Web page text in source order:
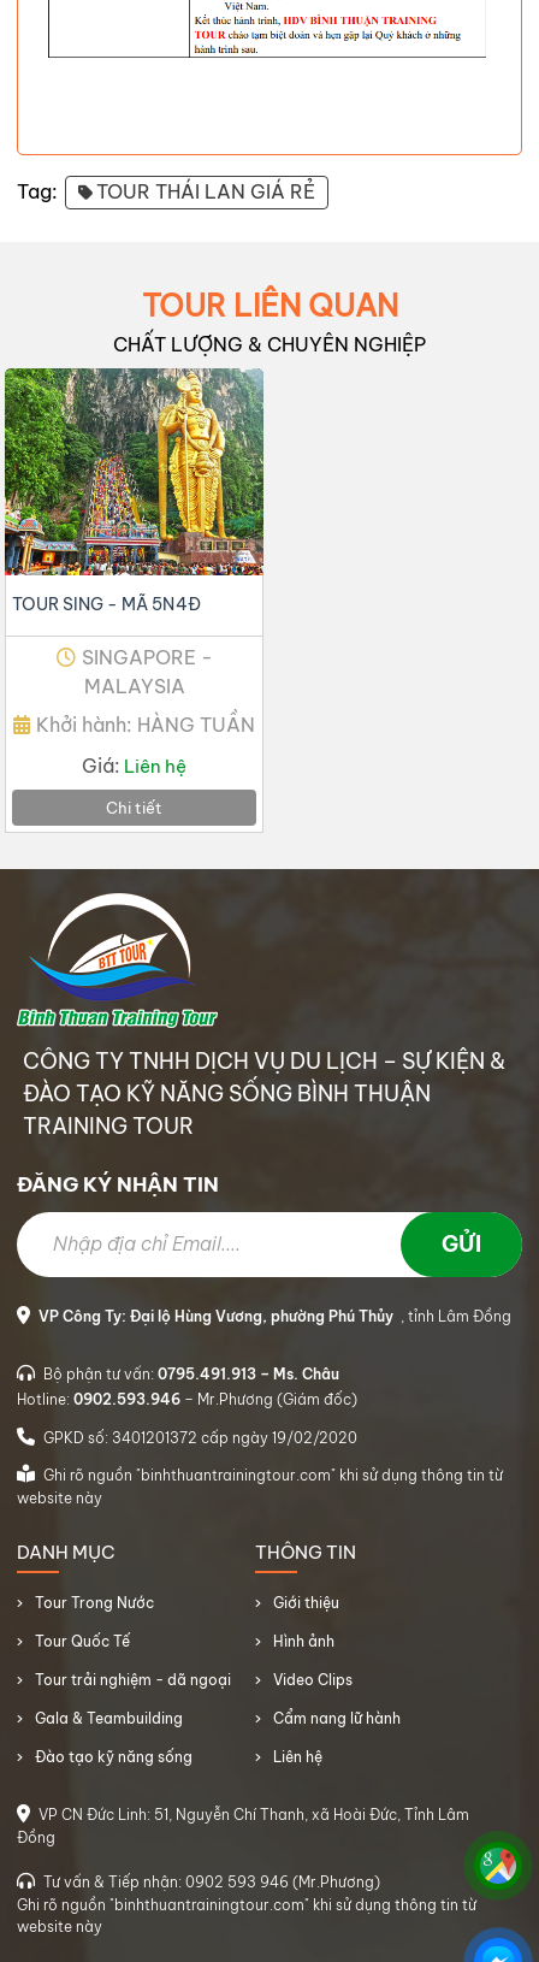
Tag: TOUR THÁI LAN GIÁ RẺ
TOUR LIÊN QUAN
CHẤT LƯỢNG & CHUYÊN NGHIỆP
TOUR SING - MÃ 5N4Đ
SINGAPORE -
MALAYSIA
Khởi hành: HÀNG TUẦN
Giá: Liên hệ
Chi tiết
CÔNG TY TNHH DỊCH VỤ DU LỊCH – SỰ KIỆN &
ĐÀO TẠO KỸ NĂNG SỐNG BÌNH THUẬN
TRAINING TOUR
ĐĂNG KÝ NHẬN TIN
VP Công Ty: Đại lộ Hùng Vương, phường Phú Thủy , tỉnh Lâm Đồng
Bộ phận tư vấn: 0795.491.913 – Ms. Châu
Hotline: 0902.593.946 – Mr.Phương (Giám đốc)
GPKD số: 3401201372 cấp ngày 19/02/2020
Ghi rõ nguồn "binhthuantrainingtour.com" khi sử dụng thông tin từ
website này
DANH MỤC
Tour Trong Nước
Tour Quốc Tế
Tour trải nghiệm - dã ngoại
Gala & Teambuilding
Đào tạo kỹ năng sống
THÔNG TIN
Giới thiệu
Hình ảnh
Video Clips
Cẩm nang lữ hành
Liên hệ
VP CN Đức Linh: 51, Nguyễn Chí Thanh, xã Hoài Đức, Tỉnh Lâm
Đồng
Tư vấn & Tiếp nhận: 0902 593 946 (Mr.Phương)
Ghi rõ nguồn "binhthuantrainingtour.com" khi sử dụng thông tin từ
website này